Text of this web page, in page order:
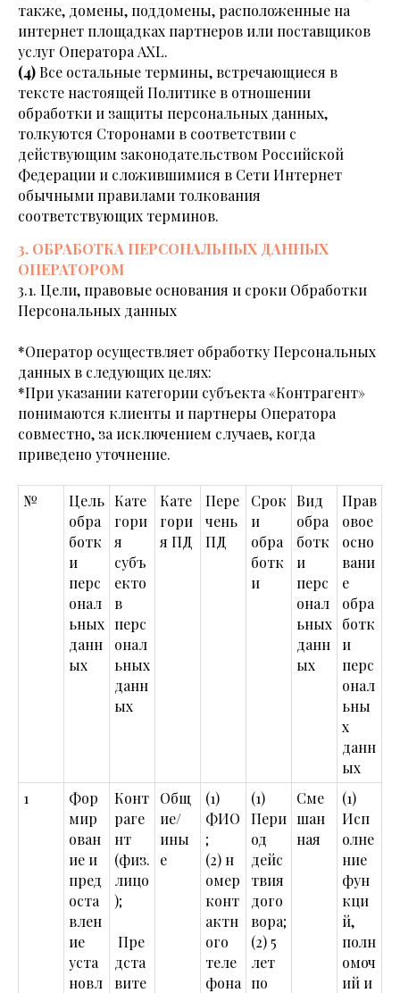
также, домены, поддомены, расположенные на
интернет площадках партнеров или поставщиков
услуг Оператора AXL.
(4)Все остальные термины, встречающиеся в
тексте настоящей Политике в отношении
обработки и защиты персональных данных,
толкуются Сторонами в соответствии с
действующим законодательством Российской
Федерации и сложившимися в Сети Интернет
обычными правилами толкования
соответствующих терминов.
3. ОБРАБОТКА ПЕРСОНАЛЬНЫХ ДАННЫХ
ОПЕРАТОРОМ
3.1. Цели, правовые основания и сроки Обработки
Персональных данных
*Оператор осуществляет обработку Персональных
данных в следующих целях:
*При указании категории субъекта «Контрагент»
понимаются клиенты и партнеры Оператора
совместно, за исключением случаев, когда
приведено уточнение.
№
Цель
обра
ботк
и
перс
онал
ьных
данн
ых
Кате
гори
я
субъ
екто
в
перс
онал
ьных
данн
ых
Кате
гори
я ПД
Пере
чень
ПД
Срок
и
обра
ботк
и
Вид
обра
ботк
и
перс
онал
ьных
данн
ых
Прав
овое
осно
вани
е
обра
ботк
и
перс
онал
ьны
х
данн
ых
1
Фор
мир
ован
ие и
пред
оста
влен
ие
уста
новл
Конт
раге
нт
(физ.
лицо
);
Пре
дста
вите
Общ
ие/
ины
е
(1)
ФИО
;
(2) н
омер
конт
актн
ого
теле
фона
(1)
Пери
од
дейс
твия
дого
вора;
(2) 5
лет
по
Сме
шан
ная
(1)
Исп
олне
ние
фун
кци
й,
полн
омоч
ий и